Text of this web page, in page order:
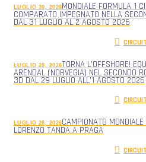
LUGLIO 30, 2026MONDIALE FORMULA 1
COMPARATO IMPEGNATO NELLA
DAL 31 LUGLIO AL 2 AGOSTO 2026
LUGLIO 29, 2026TORNA L’OFFSHORE!
ARENDAL (NORVEGIA) NEL SECONDO
3D DAL 29 LUGLIO ALL’1 AGOSTO 2026
LUGLIO 28, 2026CAMPIONATO
LORENZO TANDA A PRAGA